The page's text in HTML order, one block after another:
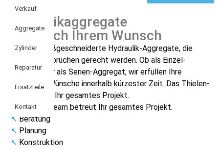
Verkauf
Aggregate
Zylinder
Reparatur
Ersatzteile
Kontakt
Hydraulikaggregate
ganz nach Ihrem Wunsch
Wir liefern maßgeschneiderte Hydraulik-Aggregate, die
höchsten Ansprüchen gerecht werden. Ob als Einzel-
Aggregat oder als Serien-Aggregat, wir erfüllen Ihre
individuellen Wünsche innerhalb kürzester Zeit. Das Thielen-
Team betreut Ihr gesamtes Projekt.
Das Thielen-Team betreut Ihr gesamtes Projekt.
↖ Beratung
↖ Planung
↖ Konstruktion